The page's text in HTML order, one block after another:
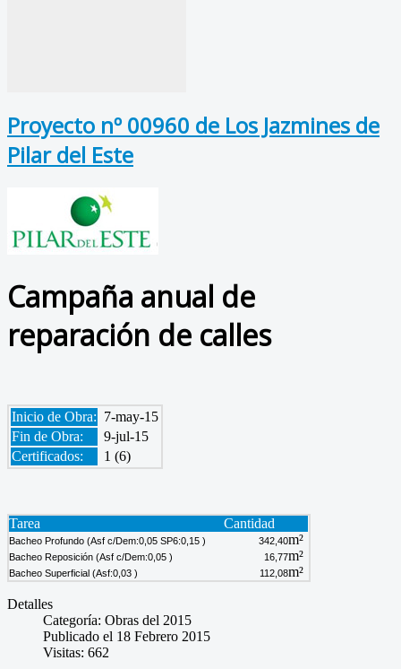
Proyecto nº 00960 de Los Jazmines de
Pilar del Este
Campaña anual de
reparación de calles
Inicio de Obra: 7-may-15
Fin de Obra:
9-jul-15
Certificados:
1 (6)
Tarea Cantidad
Bacheo Profundo (Asf c/Dem:0,05 SP6:0,15 ) 342,40m²
Bacheo Reposición (Asf c/Dem:0,05 ) 16,77m²
Bacheo Superficial (Asf:0,03 ) 112,08m²
Detalles
Categoría: Obras del 2015
Publicado el 18 Febrero 2015
Visitas: 662